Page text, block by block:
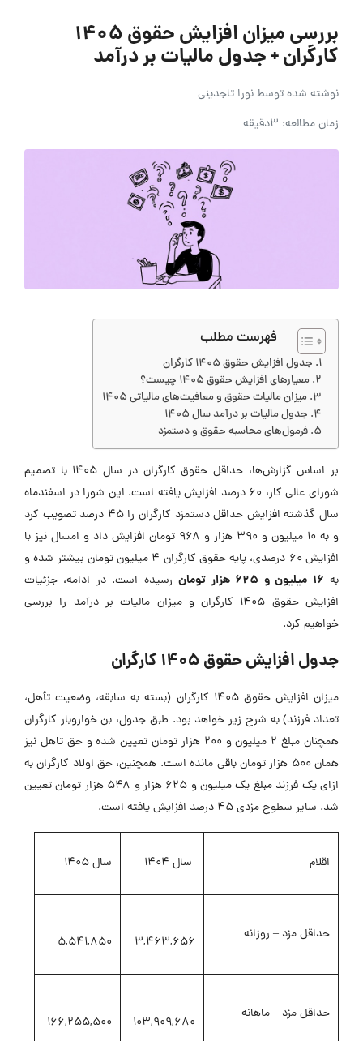
بررسی میزان افزایش حقوق 1405
کارگران + جدول مالیات بر درآمد
نوشته شده توسطنورا تاجدینی
زمان مطالعه: 3دقیقه
فهرست مطلب
جدول افزایش حقوق 1405 کارگران
معیارهای افزایش حقوق 1405 چیست؟
میزان مالیات حقوق و معافیت‌های مالیاتی ۱۴۰۵
جدول مالیات بر درآمد سال ۱۴۰۵
فرمول‌های محاسبه حقوق و دستمزد
بر اساس گزارش‌ها، حداقل حقوق کارگران در سال ۱۴۰۵ با تصمیم
شورای عالی کار، ۶۰ درصد افزایش یافته است. این شورا در اسفندماه
سال گذشته افزایش حداقل دستمزد کارگران را ۴۵ درصد تصویب کرد
و به ۱۰ میلیون و ۳۹۰ هزار و ۹۶۸ تومان افزایش داد و امسال نیز با
افزایش ۶۰ درصدی، پایه حقوق کارگران ۴ میلیون تومان بیشتر شده و
به ۱۶ میلیون و ۶۲۵ هزار تومان
رسیده است. در ادامه، جزئیات
افزایش حقوق 1405 کارگران و میزان مالیات بر درآمد را بررسی
خواهیم کرد.
جدول افزایش حقوق 1405 کارگران
میزان افزایش حقوق 1405 کارگران (بسته به سابقه، وضعیت تأهل،
تعداد فرزند) به شرح زیر خواهد بود. طبق جدول، بن خواروبار کارگران
همچنان مبلغ ۲ میلیون و ۲۰۰ هزار تومان تعیین شده و حق تاهل نیز
همان ۵۰۰ هزار تومان باقی مانده است. همچنین، حق اولاد کارگران به
ازای یک فرزند مبلغ یک میلیون و ۶۲۵ هزار و ۵۴۸ هزار تومان تعیین
شد. سایر سطوح مزدی ۴۵ درصد افزایش یافته است.
اقلام سال 1404 سال 1405
حداقل مزد – روزانه 3,463,656
5,541,850
حداقل مزد – ماهانه
103,909,680
166,255,500